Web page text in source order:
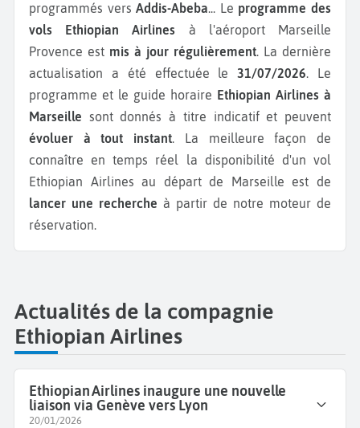
programmés versAddis-Abeba... Le programme des
vols Ethiopian Airlines à l'aéroport Marseille
Provence est mis à jour régulièrement. La dernière
actualisation a été effectuée le31/07/2026. Le
programme et le guide horaire Ethiopian Airlines à
Marseille sont donnés à titre indicatif et peuvent
évoluer à tout instant. La meilleure façon de
connaître en temps réel la disponibilité d'un vol
Ethiopian Airlines au départ de Marseille est de
lancer une recherche à partir de notre moteur de
réservation.
Actualités de la compagnie
Ethiopian Airlines
Ethiopian Airlines inaugure une nouvelle
liaison via Genève vers Lyon
20/01/2026